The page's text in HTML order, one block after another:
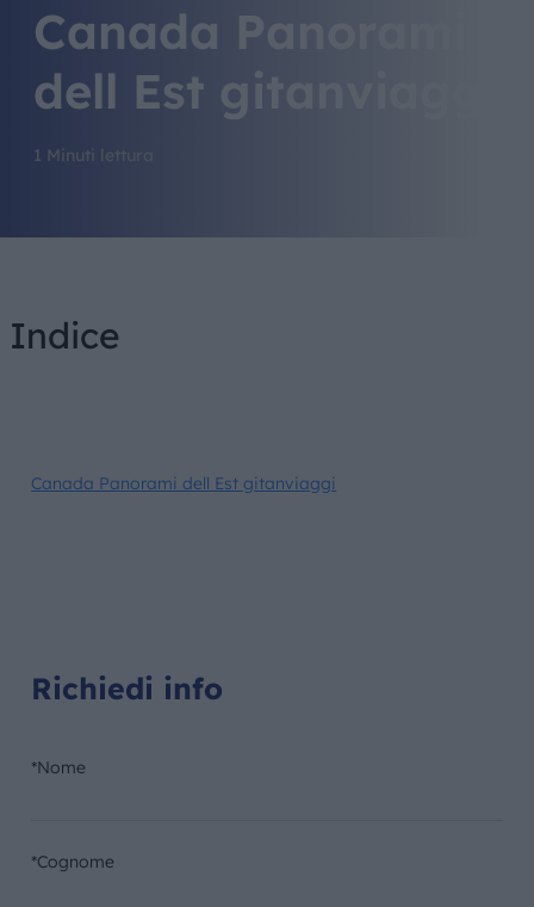
Canada Panorami
dell Est gitanviaggi
1 Minuti lettura
Indice
Canada Panorami dell Est gitanviaggi
Richiedi info
*Nome
*Cognome